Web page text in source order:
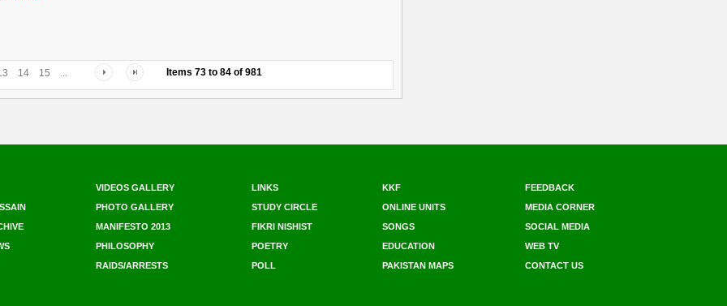
14 15 ... Items 73 to 84 of 981
VIDEOS GALLERY LINKS KKF
FEEDBACK
PHOTO GALLERY STUDY CIRCLE ONLINE UNITS
MEDIA CORNER
MANIFESTO 2013 FIKRI NISHIST SONGS
SOCIAL MEDIA
PHILOSOPHY POETRY EDUCATION
WEB TV
RAIDS/ARRESTS POLL PAKISTAN MAPS CONTACT US